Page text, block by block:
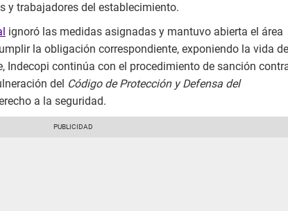
y trabajadores del establecimiento.
ignoró las medidas asignadas y mantuvo abierta el área
la obligación correspondiente, exponiendo la vida de
Indecopi continúa con el procedimiento de sanción
del Código de Protección y Defensa del
a la seguridad.